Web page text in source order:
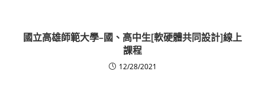
國立高雄師範大學–國、高中生[軟硬體共同設計]線上
課程
12/28/2021